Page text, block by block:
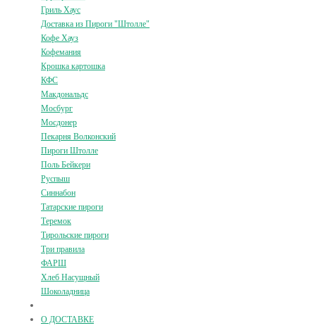
Гриль Хаус
Доставка из Пироги "Штолле"
Кофе Хауз
Кофемания
Крошка картошка
КФС
Макдональдс
Мосбург
Мосдонер
Пекарня Волконский
Пироги Штолле
Поль Бейкери
Руспыш
Синнабон
Татарские пироги
Теремок
Тирольские пироги
Три правила
ФАРШ
Хлеб Насущный
Шоколадница
О ДОСТАВКЕ